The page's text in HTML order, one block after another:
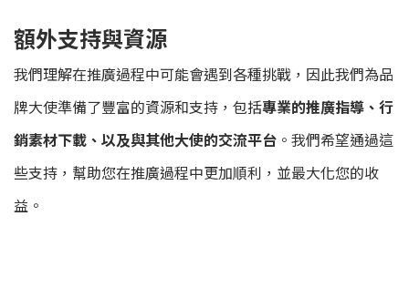
額外支持與資源
我們理解在推廣過程中可能會遇到各種挑戰，因此我們為品
牌大使準備了豐富的資源和支持，包括專業的推廣指導、行
銷素材下載、以及與其他大使的交流平台 。我們希望通過這
些支持，幫助您在推廣過程中更加順利，並最大化您的收
益。